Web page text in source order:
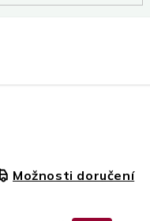
Možnosti doručení